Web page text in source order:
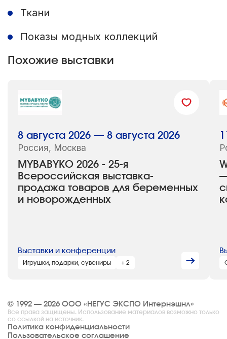
Ткани
Показы модных коллекций
Похожие выставки
MYBABYKO 2026 - 25-я
Всероссийская выставка-
продажа товаров для беременных
и новорожденных
8 августа 2026 — 8 августа 2026
Россия, Москва
Выставки и конференции
Игрушки, подарки, сувениры + 2
© 1992 — 2026 ООО «НЕГУС ЭКСПО Интернэшнл»
Все права защищены. Использование материалов возможно только
со ссылкой на источник.
Политика конфиденциальности
Пользовательское соглашение